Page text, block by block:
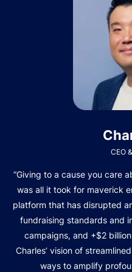
CEO
“Giving to a cause you care
was all it took for maverick
platform that has disrupted
fundraising standards and
campaigns, and +$2
Charles’ vision of
ways to amplify